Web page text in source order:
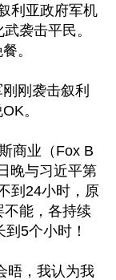
利亚政府军机
袭击平民。
。
刚袭击叙利
。
商业（Fox B
晚与习近平第
到24小时，原
不能，各持续
5个小时！
晤，我认为我